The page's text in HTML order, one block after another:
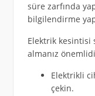
süre zarfında
bilgilendirme
Elektrik kesintisi
almanız
Elektrikli
çekin.